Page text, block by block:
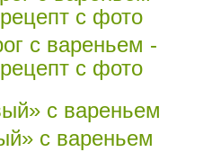
с вареньем -
с фото
с вареньем